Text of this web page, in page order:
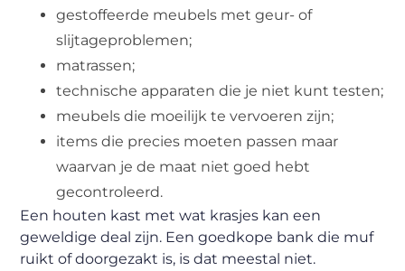
gestoffeerde meubels met geur- of
slijtageproblemen;
matrassen;
technische apparaten die je niet kunt testen;
meubels die moeilijk te vervoeren zijn;
items die precies moeten passen maar
waarvan je de maat niet goed hebt
gecontroleerd.
Een houten kast met wat krasjes kan een
geweldige deal zijn. Een goedkope bank die muf
ruikt of doorgezakt is, is dat meestal niet.